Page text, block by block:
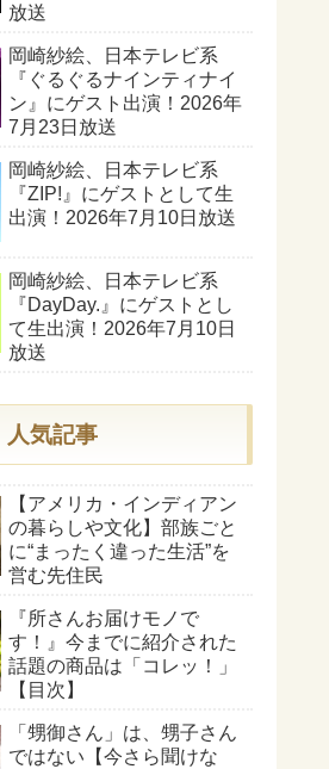
放送
岡崎紗絵、日本テレビ系
『ぐるぐるナインティナイ
ン』にゲスト出演！2026年
7月23日放送
岡崎紗絵、日本テレビ系
『ZIP!』にゲストとして生
出演！2026年7月10日放送
岡崎紗絵、日本テレビ系
『DayDay.』にゲストとし
て生出演！2026年7月10日
放送
人気記事
【アメリカ・インディアン
の暮らしや文化】部族ごと
に“まったく違った生活”を
営む先住民
『所さんお届けモノで
す！』今までに紹介された
話題の商品は「コレッ！」
【目次】
「甥御さん」は、甥子さん
ではない【今さら聞けな